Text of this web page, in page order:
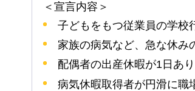
＜宣言内容＞
子どもをもつ従業員の学校
家族の病気など、急な休み
配偶者の出産休暇が1日あ
病気休暇取得者が円滑に職